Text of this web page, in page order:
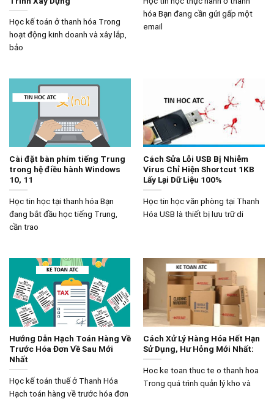
Học kế toán ở thanh hóa Trong
hoạt động kinh doanh và xây lắp,
bảo
hóa Bạn đang cần gửi gấp một
email
Cài đặt bàn phím tiếng Trung
trong hệ điều hành Windows
10, 11
Học tin học tại thanh hóa Bạn
đang bắt đầu học tiếng Trung,
cần trao
Cách Sửa Lỗi USB Bị Nhiễm
Virus Chỉ Hiện Shortcut 1KB
Lấy Lại Dữ Liệu 100%
Học tin học văn phòng tại Thanh
Hóa USB là thiết bị lưu trữ di
Hướng Dẫn Hạch Toán Hàng Về
Trước Hóa Đơn Về Sau Mới
Nhất
Học kế toán thuế ở Thanh Hóa
Hạch toán hàng về trước hóa đơn
Cách Xử Lý Hàng Hóa Hết Hạn
Sử Dụng, Hư Hỏng Mới Nhất:
Hoc ke toan thuc te o thanh hoa
Trong quá trình quản lý kho và